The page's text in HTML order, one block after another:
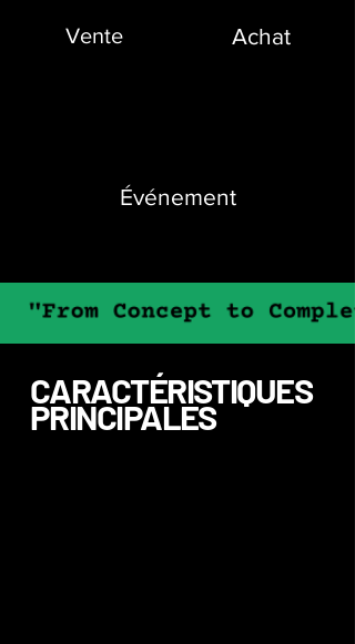
Vente Achat
Événement
CARACTÉRISTIQUES
PRINCIPALES